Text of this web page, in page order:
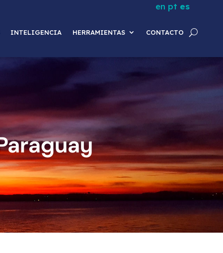
en pt es
INTELIGENCIA HERRAMIENTAS CONTACTO